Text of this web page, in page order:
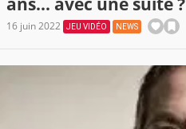
16 juin 2022 JEU VIDÉO NEWS